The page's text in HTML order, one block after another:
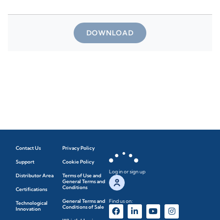
DOWNLOAD
Contact Us
Support
Distributor Area
Certifications
Technological
Innovation
Privacy Policy
Cookie Policy
Terms of Use and
General Terms and
Conditions
General Terms and
Conditions of Sale
Log in or sign up
Find us on: